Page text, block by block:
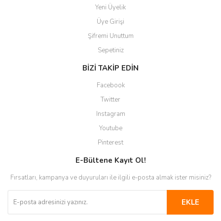
Yeni Üyelik
Üye Girişi
Şifremi Unuttum
Sepetiniz
BİZİ TAKİP EDİN
Facebook
Twitter
Instagram
Youtube
Pinterest
E-Bültene Kayıt Ol!
Fırsatları, kampanya ve duyuruları ile ilgili e-posta almak ister misiniz?
EKLE